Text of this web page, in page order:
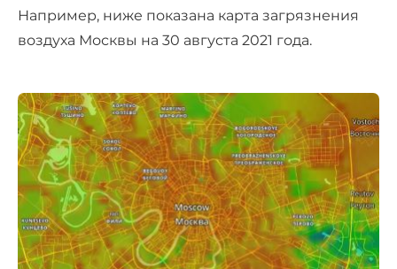
Например, ниже показана карта загрязнения
воздуха Москвы на 30 августа 2021 года.